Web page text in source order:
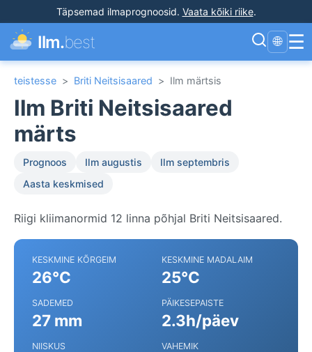
Täpsemad ilmaprognoosid. Vaata kõiki riike.
Ilm.best 🌐 ☰
teistesse > Briti Neitsisaared > Ilm märtsis
Ilm Briti Neitsisaared
märts
Prognoos Ilm augustis
Ilm septembris
Aasta keskmised
Riigi kliimanormid 12 linna põhjal Briti Neitsisaared.
KESKMINE KÕRGEIM
26°C
KESKMINE MADALAIM
25°C
SADEMED
27 mm
PÄIKESEPAISTE
2.3h/päev
NIISKUS VAHEMIK